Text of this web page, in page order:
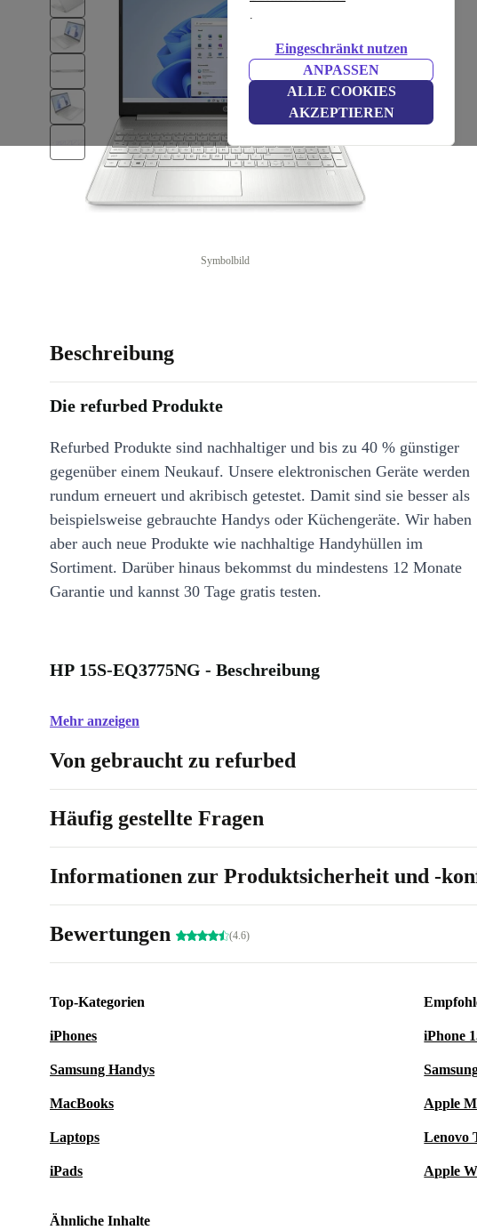
.
Eingeschränkt nutzen
ANPASSEN
ALLE COOKIES
AKZEPTIEREN
Symbolbild
Beschreibung
Die refurbed Produkte
Refurbed Produkte sind nachhaltiger und bis zu 40 % günstiger
gegenüber einem Neukauf. Unsere elektronischen Geräte werden
rundum erneuert und akribisch getestet. Damit sind sie besser als
beispielsweise gebrauchte Handys oder Küchengeräte. Wir haben
aber auch neue Produkte wie nachhaltige Handyhüllen im
Sortiment. Darüber hinaus bekommst du mindestens 12 Monate
Garantie und kannst 30 Tage gratis testen.
HP 15S-EQ3775NG - Beschreibung
Mehr anzeigen
Von gebraucht zu refurbed
Häufig gestellte Fragen
Informationen zur Produktsicherheit und -
Bewertungen (4.6)
Top-Kategorien
iPhones
Samsung Handys
MacBooks
Laptops
iPads
iPhone
Apple
Lenovo
Apple
Ähnliche Inhalte